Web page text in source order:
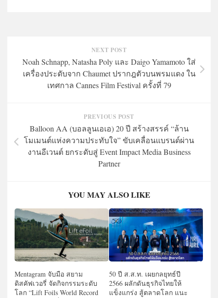
NEXT POST
Noah Schnapp, Natasha Poly และ Daigo Yamamoto ใส่
เครื่องประดับจาก Chaumet ปรากฎตัวบนพรมแดง ใน
เทศกาล Cannes Film Festival ครั้งที่ 79
PREVIOUS POST
Balloon AA (บอลลูนเอเอ) 20 ปี สร้างสรรค์ “ล้าน
โมเมนต์แห่งความประทับใจ” ขับเคลื่อนแบรนด์ผ่าน
งานอีเวนต์ ยกระดับสู่ Event Impact Media Business
Partner
YOU MAY ALSO LIKE
Mentagram จับมือ สยาม
ดิสคัฟเวอรี่ จัดกิจกรรมระดับ
โลก “Lift Foils World Record
50 ปี ส.ส.ท. เผยกลยุทธ์ปี
2566 ผลักดันธุรกิจไทยให้
แข็งแกร่ง สู้ตลาดโลก แนะ